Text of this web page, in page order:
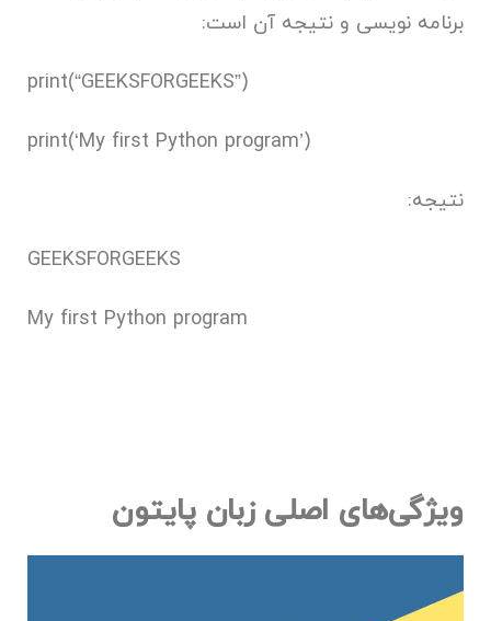
برنامه نویسی و نتیجه آن است:
print(“GEEKSFORGEEKS”)
print(‘My first Python program’)
نتیجه:
GEEKSFORGEEKS
My first Python program
ویژگی‌های اصلی زبان پایتون